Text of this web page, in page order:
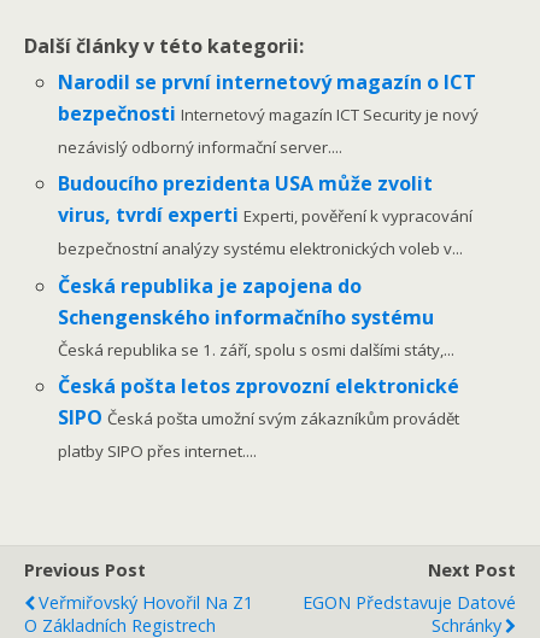
Další články v této kategorii:
Narodil se první internetový magazín o ICT
bezpečnostiInternetový magazín ICT Security je nový
nezávislý odborný informační server....
Budoucího prezidenta USA může zvolit
virus, tvrdí expertiExperti, pověření k vypracování
bezpečnostní analýzy systému elektronických voleb v...
Česká republika je zapojena do
Schengenského informačního systému
Česká republika se 1. září, spolu s osmi dalšími státy,...
Česká pošta letos zprovozní elektronické
SIPOČeská pošta umožní svým zákazníkům provádět
platby SIPO přes internet....
Previous Post
Veřmiřovský Hovořil Na Z1
O Základních Registrech
Next Post
EGON Představuje Datové
Schránky